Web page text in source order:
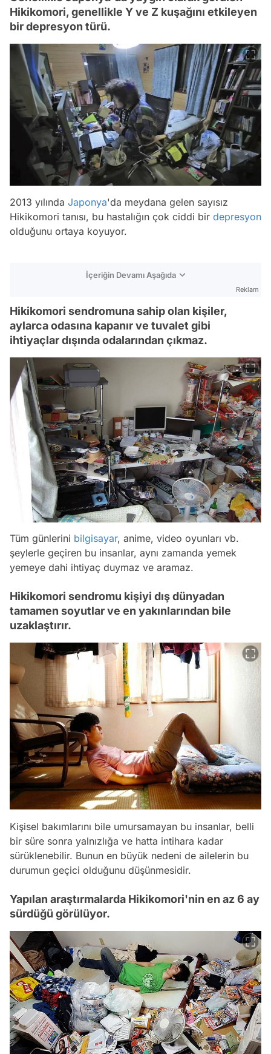
Hikikomori, genellikle Y ve Z kuşağını etkileyen
bir depresyon türü.
2013 yılında Japonya'da meydana gelen sayısız
Hikikomori tanısı, bu hastalığın çok ciddi bir depresyon
olduğunu ortaya koyuyor.
İçeriğin Devamı Aşağıda
Reklam
Hikikomori sendromuna sahip olan kişiler,
aylarca odasına kapanır ve tuvalet gibi
ihtiyaçlar dışında odalarından çıkmaz.
Tüm günlerini bilgisayar, anime, video oyunları vb.
şeylerle geçiren bu insanlar, aynı zamanda yemek
yemeye dahi ihtiyaç duymaz ve aramaz.
Hikikomori sendromu kişiyi dış dünyadan
tamamen soyutlar ve en yakınlarından bile
uzaklaştırır.
Kişisel bakımlarını bile umursamayan bu insanlar, belli
bir süre sonra yalnızlığa ve hatta intihara kadar
sürüklenebilir. Bunun en büyük nedeni de ailelerin bu
durumun geçici olduğunu düşünmesidir.
Yapılan araştırmalarda Hikikomori'nin en az 6 ay
sürdüğü görülüyor.